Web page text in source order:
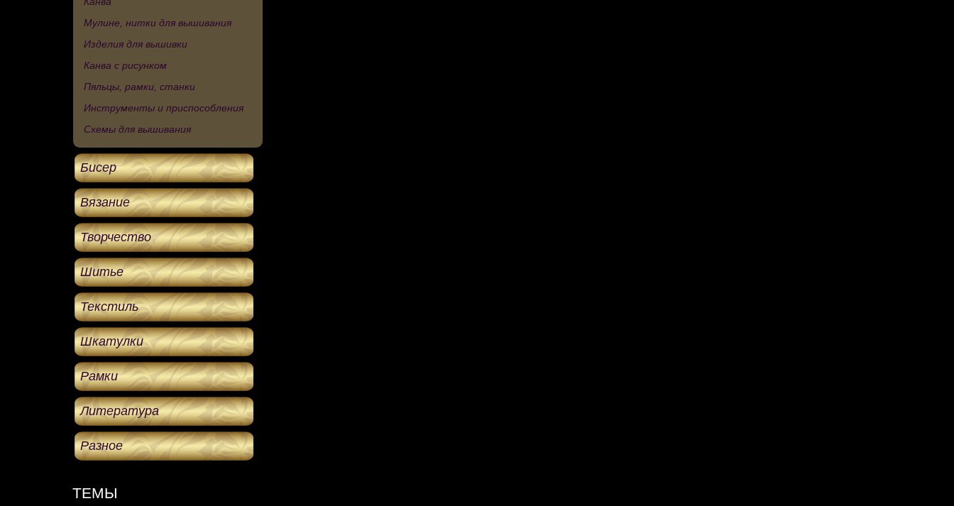
Мулине, нитки для вышивания
Изделия для вышивки
Канва с рисунком
Пяльцы, рамки, станки
Инструменты и приспособления
Схемы для вышивания
Бисер
Вязание
Творчество
Шитье
Текстиль
Шкатулки
Рамки
Литература
Разное
ТЕМЫ